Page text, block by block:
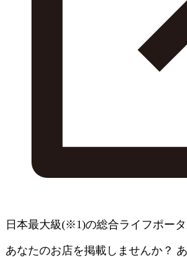
日本最大級(※1)の総合ライフポー
あなたのお店を掲載しませんか？